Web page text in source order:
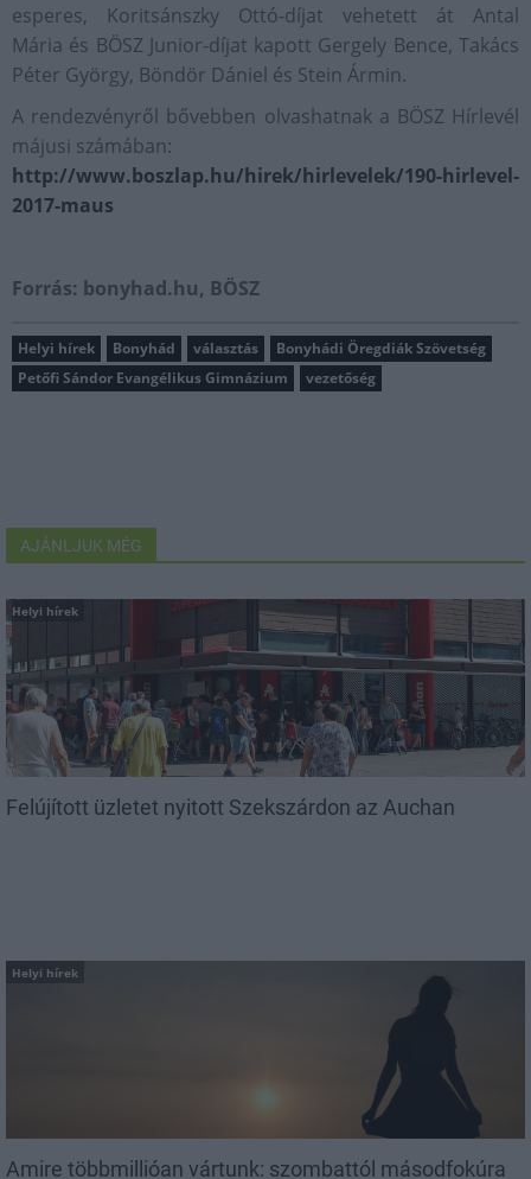
esperes, Koritsánszky Ottó-díjat vehetett át Antal
Mária és BÖSZ Junior-díjat kapott Gergely Bence, Takács
Péter György, Böndör Dániel és Stein Ármin.
A rendezvényről bővebben olvashatnak a BÖSZ Hírlevél
májusi számában:
http://www.boszlap.hu/hirek/hirlevelek/190-hirlevel-
2017-maus
Forrás: bonyhad.hu, BÖSZ
Helyi hírek Bonyhád választás
Bonyhádi Öregdiák Szövetség
Petőfi Sándor Evangélikus Gimnázium
vezetőség
AJÁNLJUK MÉG
Helyi hírek
Felújított üzletet nyitott Szekszárdon az Auchan
Helyi hírek
Amire többmillióan vártunk: szombattól másodfokúra